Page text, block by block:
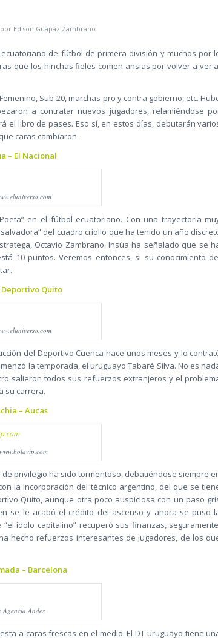
por Edison Guapaz Zambrano
de fútbol de primera división y muchos por
que los hinchas fieles comen ansias por volver a ver
Sub-20, marchas pro y contra gobierno, etc.
a contratar nuevos jugadores, relamiéndose
el libro de pases. Eso sí, en estos días, debutarán
caras cambiaron.
– El Nacional
en el fútbol ecuatoriano. Con una trayectoria
del cuadro criollo que ha tenido un año
Octavio Zambrano. Insúa ha señalado que se
10 puntos. Veremos entonces, si su conocimiento
Deportivo Quito
del Deportivo Cuenca hace unos meses y lo
la temporada, el uruguayo Tabaré Silva. No es
salieron todos sus refuerzos extranjeros y el
su carrera.
– Aucas
privilegio ha sido tormentoso, debatiéndose siempre
la incorporación del técnico argentino, del que se
Quito, aunque otra poco auspiciosa con un paso
se le acabó el crédito del ascenso y ahora se puso
ídolo capitalino” recuperó sus finanzas,
hecho refuerzos interesantes de jugadores, de los
– Barcelona
Agencia Andes
a caras frescas en el medio. El DT uruguayo tiene